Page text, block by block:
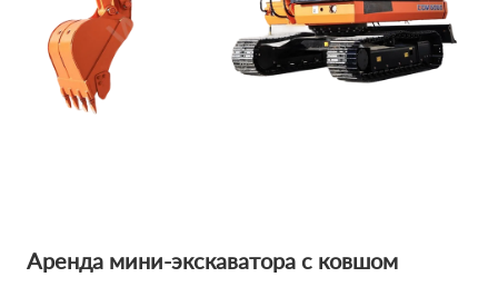
Аренда мини-экскаватора с ковшом